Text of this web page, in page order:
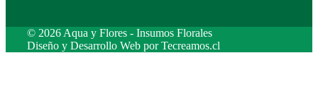
© 2026 Aqua y Flores - Insumos Florales
Diseño y Desarrollo Web porTecreamos.cl